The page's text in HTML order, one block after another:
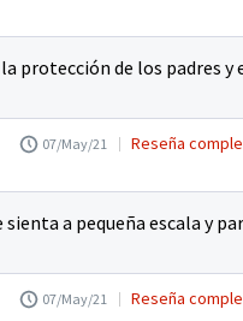
protección de los padres y
07/May/21 Reseña
a pequeña escala y
07/May/21 Reseña